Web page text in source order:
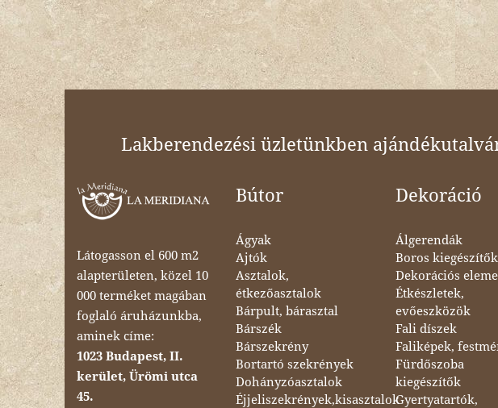
Lakberendezési üzletünkben
Látogasson el 600 m2
alapterületen, közel 10
000 terméket magában
foglaló áruházunkba,
aminek címe:
1023 Budapest, II.
kerület, Ürömi utca
45.
Bútor
Ágyak
Ajtók
Asztalok,
étkezőasztalok
Bárpult, bárasztal
Bárszék
Bárszekrény
Bortartó szekrények
Dohányzóasztalok
Éjjeliszekrények,kisasztalok
Dekoráció
Álgerendák
Boros kiegészítők
Dekorációs
Étkészletek,
evőeszközök
Fali díszek
Faliképek,
Fürdőszoba
kiegészítők
Gyertyatartók,